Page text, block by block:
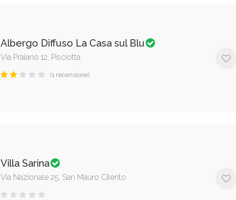
Albergo Diffuso La Casa sul Blu
Via Praiano 12, Pisciotta
(1 recensione)
Villa Sarina
Via Nazionale 25, San Mauro Cilento